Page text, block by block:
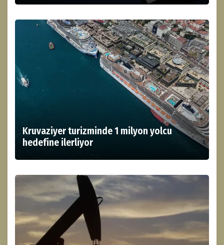
Kruvaziyer turizminde 1 milyon yolcu
hedefine ilerliyor